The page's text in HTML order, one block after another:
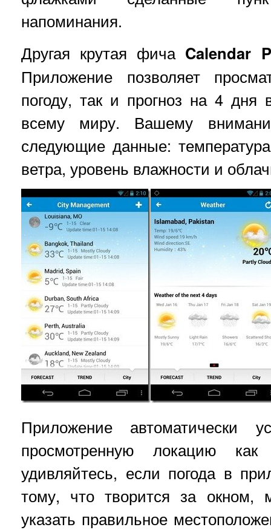
напоминания.
Другая крутая фича Calendar
Приложение позволяет
погоду, так и прогноз на 4 дня
всему миру. Вашему
следующие данные:
ветра, уровень влажности и
Приложение автоматически
просмотренную локацию
удивляйтесь, если погода в
тому, что творится за окном,
указать правильное